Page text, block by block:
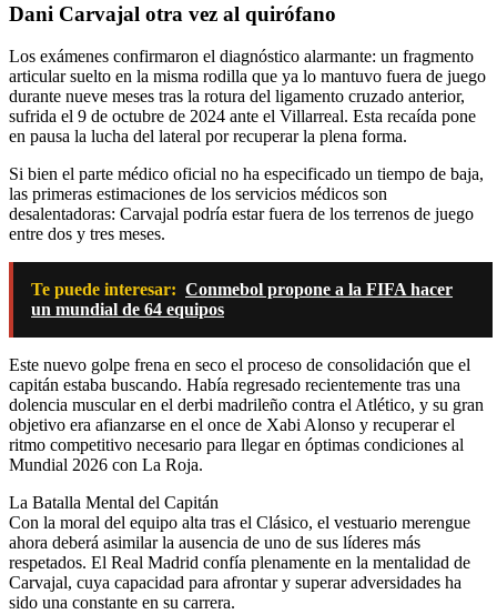
Dani Carvajal otra vez al quirófano
Los exámenes confirmaron el diagnóstico alarmante: un fragmento
articular suelto en la misma rodilla que ya lo mantuvo fuera de juego
durante nueve meses tras la rotura del ligamento cruzado anterior,
sufrida el 9 de octubre de 2024 ante el Villarreal. Esta recaída pone
en pausa la lucha del lateral por recuperar la plena forma.
Si bien el parte médico oficial no ha especificado un tiempo de baja,
las primeras estimaciones de los servicios médicos son
desalentadoras: Carvajal podría estar fuera de los terrenos de juego
entre dos y tres meses.
Te puede interesar: Conmebol propone a la FIFA hacer
un mundial de 64 equipos
Este nuevo golpe frena en seco el proceso de consolidación que el
capitán estaba buscando. Había regresado recientemente tras una
dolencia muscular en el derbi madrileño contra el Atlético, y su gran
objetivo era afianzarse en el once de Xabi Alonso y recuperar el
ritmo competitivo necesario para llegar en óptimas condiciones al
Mundial 2026 con La Roja.
La Batalla Mental del Capitán
Con la moral del equipo alta tras el Clásico, el vestuario merengue
ahora deberá asimilar la ausencia de uno de sus líderes más
respetados. El Real Madrid confía plenamente en la mentalidad de
Carvajal, cuya capacidad para afrontar y superar adversidades ha
sido una constante en su carrera.